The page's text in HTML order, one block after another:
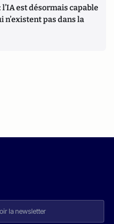
est désormais capable
pas dans la